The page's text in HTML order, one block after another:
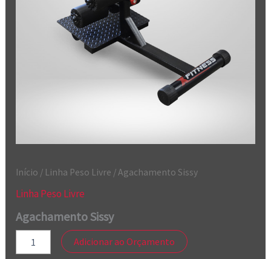
Início / Linha Peso Livre / Agachamento Sissy
Linha Peso Livre
Agachamento Sissy
Adicionar ao Orçamento